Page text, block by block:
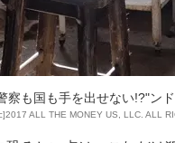
察も国も手を出せない!?"ン
ALL THE MONEY US, LLC. ALL